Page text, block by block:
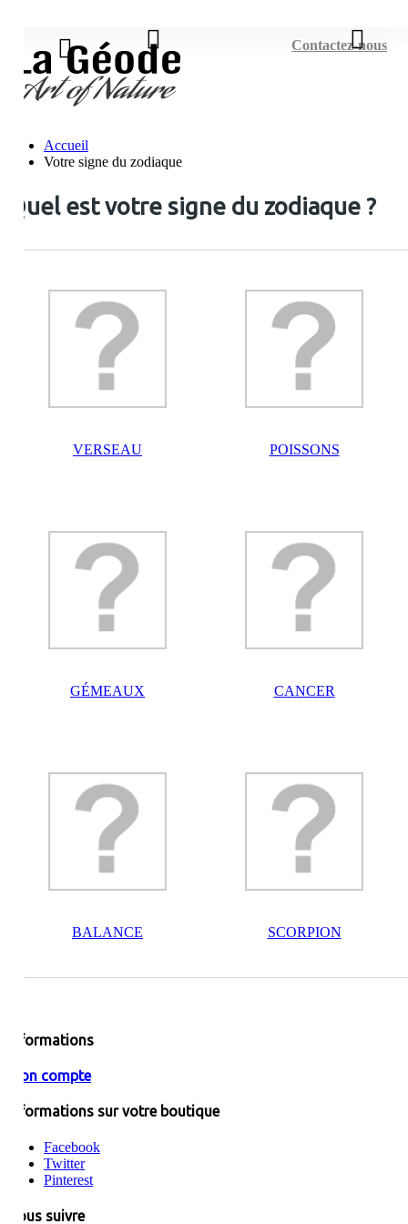
Contactez-nous
Accueil
Votre signe du zodiaque
Quel est votre signe du zodiaque ?
VERSEAU POISSONS
GÉMEAUX CANCER
BALANCE SCORPION
Informations
Mon compte
Informations sur votre boutique
Facebook
Twitter
Pinterest
Nous suivre